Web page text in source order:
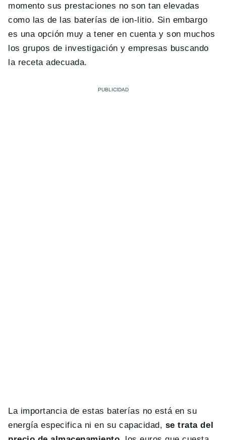
momento sus prestaciones no son tan elevadas
como las de las baterías de ion-litio. Sin embargo
es una opción muy a tener en cuenta y son muchos
los grupos de investigación y empresas buscando
la receta adecuada.
La importancia de estas baterías no está en su
energía especifica ni en su capacidad, se trata del